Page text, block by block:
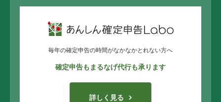
毎年の確定申告の時間がなかなかとれない方へ
確定申告もまるなげ代行も承ります
詳しく見る